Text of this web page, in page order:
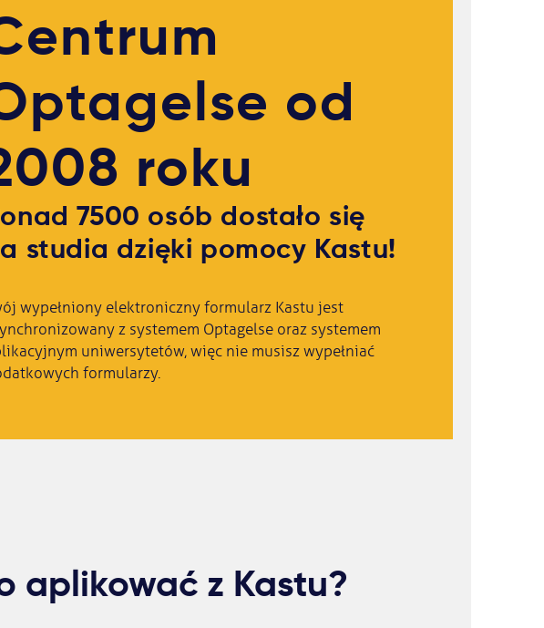
od
roku
7500 osób dostało się
studia dzięki pomocy Kastu!
wypełniony elektroniczny formularz Kastu jest
z systemem Optagelse oraz systemem
uniwersytetów, więc nie musisz wypełniać
formularzy.
aplikować z Kastu?